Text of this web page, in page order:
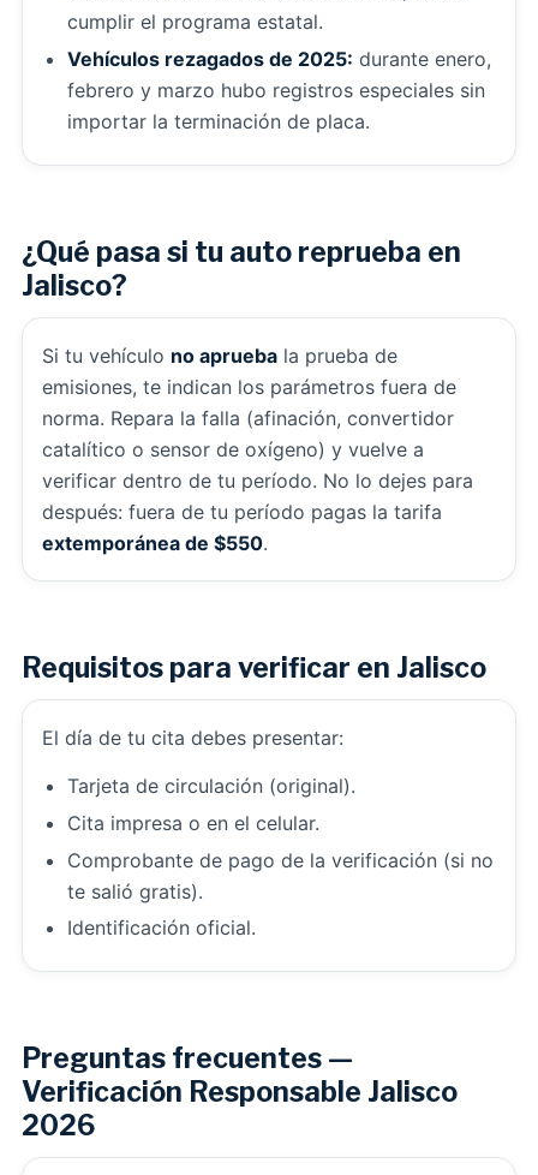
cumplir el programa estatal.
Vehículos rezagados de 2025: durante enero,
febrero y marzo hubo registros especiales sin
importar la terminación de placa.
¿Qué pasa si tu auto reprueba en
Jalisco?
Si tu vehículo no aprueba la prueba de
emisiones, te indican los parámetros fuera de
norma. Repara la falla (afinación, convertidor
catalítico o sensor de oxígeno) y vuelve a
verificar dentro de tu período. No lo dejes para
después: fuera de tu período pagas la tarifa
extemporánea de $550.
Requisitos para verificar en Jalisco
El día de tu cita debes presentar:
Tarjeta de circulación (original).
Cita impresa o en el celular.
Comprobante de pago de la verificación (si no
te salió gratis).
Identificación oficial.
Preguntas frecuentes —
Verificación Responsable Jalisco
2026